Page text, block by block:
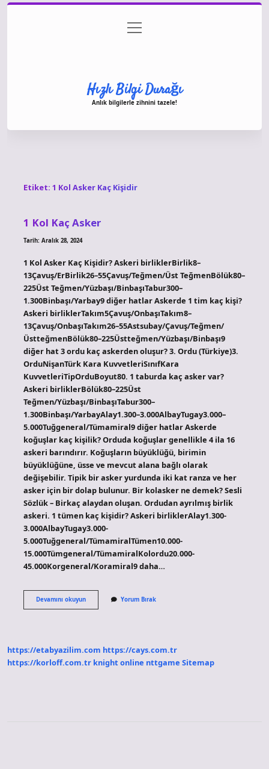
Gizlilik Politikası
menüyü
aç
Hızlı Bilgi Durağı
Anlık bilgilerle zihnini tazele!
Etiket: 1 Kol Asker Kaç Kişidir
1 Kol Kaç Asker
Tarih: Aralık 28, 2024
1 Kol Asker Kaç Kişidir? Askeri birliklerBirlik8–
13Çavuş/ErBirlik26–55Çavuş/Teğmen/Üst TeğmenBölük80–
225Üst Teğmen/Yüzbaşı/BinbaşıTabur300–
1.300Binbaşı/Yarbay9 diğer hatlar Askerde 1 tim kaç kişi?
Askeri birliklerTakım5Çavuş/OnbaşıTakım8–
13Çavuş/OnbaşıTakım26–55Astsubay/Çavuş/Teğmen/
ÜstteğmenBölük80–225Üstteğmen/Yüzbaşı/Binbaşı9
diğer hat 3 ordu kaç askerden oluşur? 3. Ordu (Türkiye)3.
OrduNişanTürk Kara KuvvetleriSınıfKara
KuvvetleriTipOrduBoyut80. 1 taburda kaç asker var?
Askeri birliklerBölük80–225Üst
Teğmen/Yüzbaşı/BinbaşıTabur300–
1.300Binbaşı/YarbayAlay1.300–3.000AlbayTugay3.000–
5.000Tuğgeneral/Tümamiral9 diğer hatlar Askerde
koğuşlar kaç kişilik? Orduda koğuşlar genellikle 4 ila 16
askeri barındırır. Koğuşların büyüklüğü, birimin
büyüklüğüne, üsse ve mevcut alana bağlı olarak
değişebilir. Tipik bir asker yurdunda iki kat ranza ve her
asker için bir dolap bulunur. Bir kolasker ne demek? Sesli
Sözlük – Birkaç alaydan oluşan. Ordudan ayrılmış birlik
askeri. 1 tümen kaç kişidir? Askeri birliklerAlay1.300-
3.000AlbayTugay3.000-
5.000Tuğgeneral/TümamiralTümen10.000-
15.000Tümgeneral/TümamiralKolordu20.000-
45.000Korgeneral/Koramiral9 daha…
Devamını okuyun1
Kol
Yorum Bırak
https://etabyazilim.com https://cays.com.tr
https://korloff.com.tr knight online nttgame Sitemap